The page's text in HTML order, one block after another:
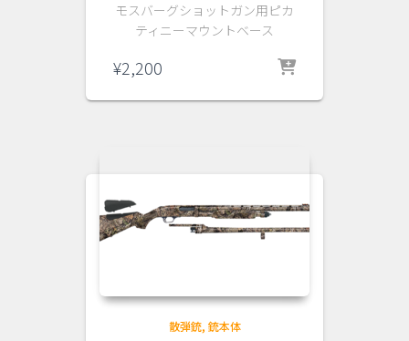
モスバーグショットガン用ピカ
ティニーマウントベース
¥2,200
散弾銃 銃本体